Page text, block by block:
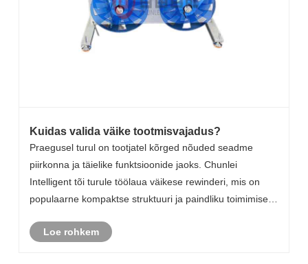
Kuidas valida väike tootmisvajadus?
Praegusel turul on tootjatel kõrged nõuded seadme
piirkonna ja täielike funktsioonide jaoks. Chunlei
Intelligent tõi turule töölaua väikese rewinderi, mis on
populaarne kompaktse struktuuri ja paindliku toimimise
Loe rohkem